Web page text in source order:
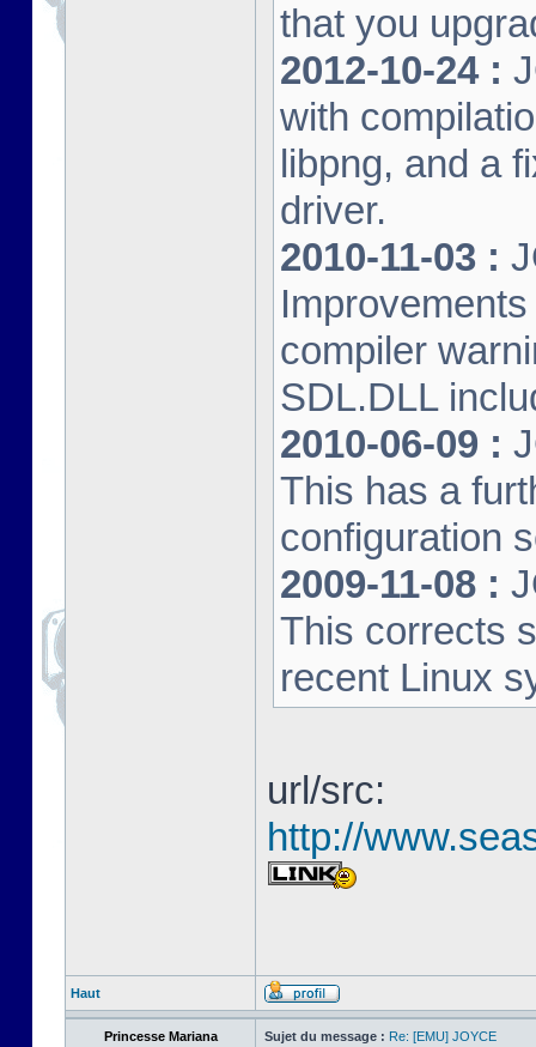
that you
2012-10-24 :
with
libpng, and a
driver.
2010-11-03 :
compiler
SDL.DLL
2010-06-09 :
This has a
configuration
2009-11-08 :
This corrects
recent Linux
url/src:
http://
Haut
Princesse Mariana Sujet du message : Re: [EMU] JOYCE